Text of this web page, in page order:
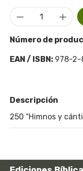
Cantidad del
Número de
EAN / ISBN: 978-2-
Descripción
250 “Himnos y